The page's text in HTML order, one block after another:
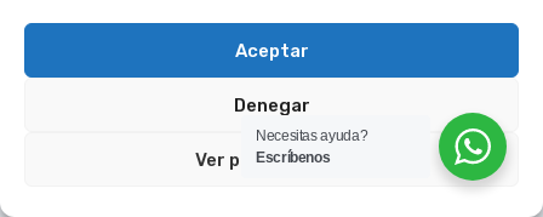
Aceptar
Denegar
Ver preferencias
Necesitas ayuda?
Escríbenos